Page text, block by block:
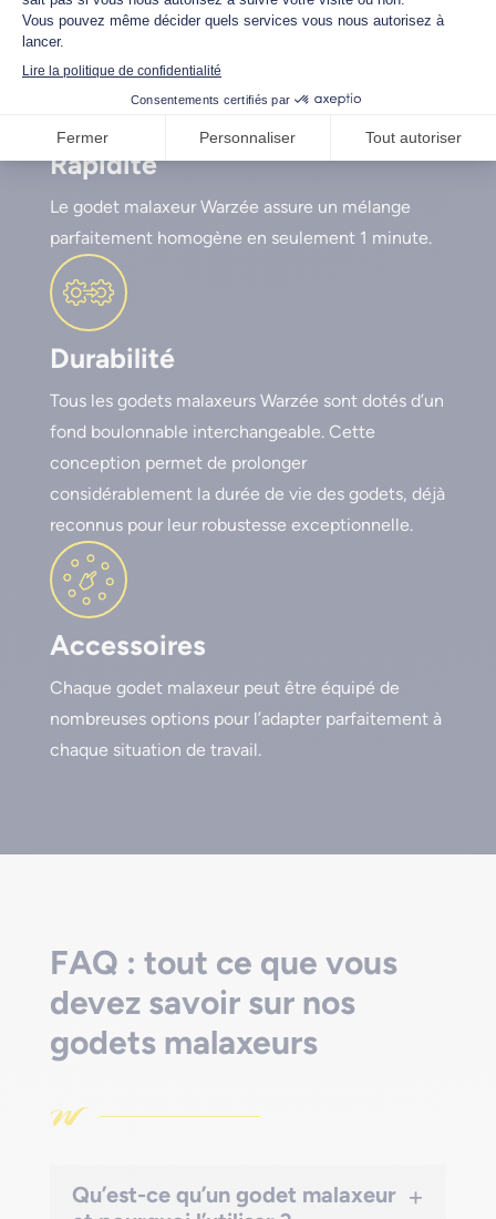
grille de protection assure un malaxage sécurisé,
même dans des conditions extrêmes.
Rapidité
Le godet malaxeur Warzée assure un mélange
parfaitement homogène en seulement 1 minute.
Durabilité
Tous les godets malaxeurs Warzée sont dotés d’un
fond boulonnable interchangeable. Cette
conception permet de prolonger
considérablement la durée de vie des godets, déjà
reconnus pour leur robustesse exceptionnelle.
Accessoires
Chaque godet malaxeur peut être équipé de
nombreuses options pour l’adapter parfaitement à
chaque situation de travail.
FAQ : tout ce que vous
devez savoir sur nos
godets malaxeurs
Qu’est-ce qu’un godet malaxeur +